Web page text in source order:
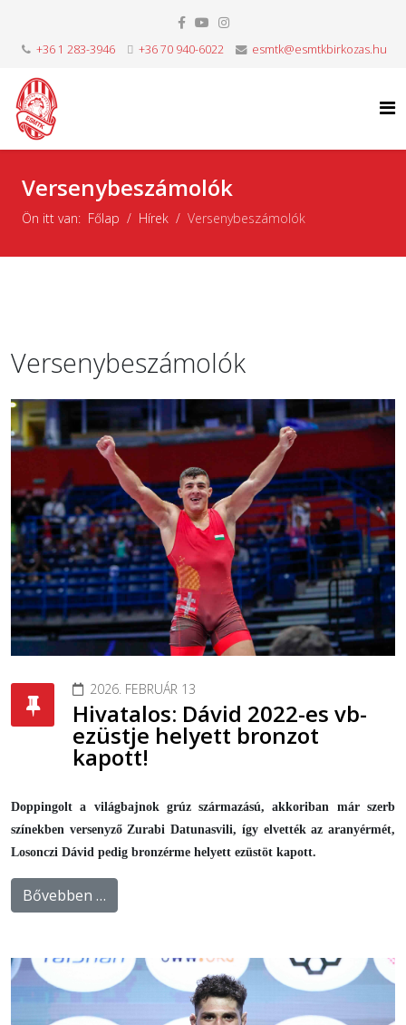
+36 1 283-3946 +36 70 940-6022 esmtk@esmtkbirkozas.hu
Versenybeszámolók
Ön itt van: Főlap Hírek Versenybeszámolók
Versenybeszámolók
2026. FEBRUÁR 13
Hivatalos: Dávid 2022-es vb-
ezüstje helyett bronzot
kapott!
Doppingolt a világbajnok grúz származású, akkoriban már szerb
színekben versenyző Zurabi Datunasvili, így elvették az aranyérmét,
Losonczi Dávid pedig bronzérme helyett ezüstöt kapott.
Bővebben …